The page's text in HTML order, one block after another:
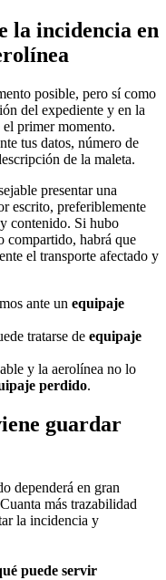
la incidencia en
posible, pero sí como
del expediente y en la
primer momento.
tus datos, número de
de la maleta.
presentar una
escrito, preferiblemente
contenido. Si hubo
compartido, habrá que
el transporte afectado y
ante un equipaje
tratarse de equipaje
y la aerolínea no lo
perdido.
guardar
dependerá en gran
más trazabilidad
la incidencia y
puede servir